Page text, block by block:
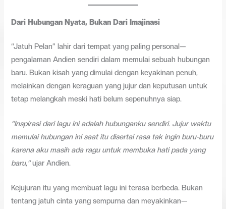
Dari Hubungan Nyata, Bukan Dari Imajinasi
“Jatuh Pelan” lahir dari tempat yang paling personal—
pengalaman Andien sendiri dalam memulai sebuah hubungan
baru. Bukan kisah yang dimulai dengan keyakinan penuh,
melainkan dengan keraguan yang jujur dan keputusan untuk
tetap melangkah meski hati belum sepenuhnya siap.
“Inspirasi dari lagu ini adalah hubunganku sendiri. Jujur waktu
memulai hubungan ini saat itu disertai rasa tak ingin buru-buru
karena aku masih ada ragu untuk membuka hati pada yang
baru,”ujar Andien.
Kejujuran itu yang membuat lagu ini terasa berbeda. Bukan
tentang jatuh cinta yang sempurna dan meyakinkan—